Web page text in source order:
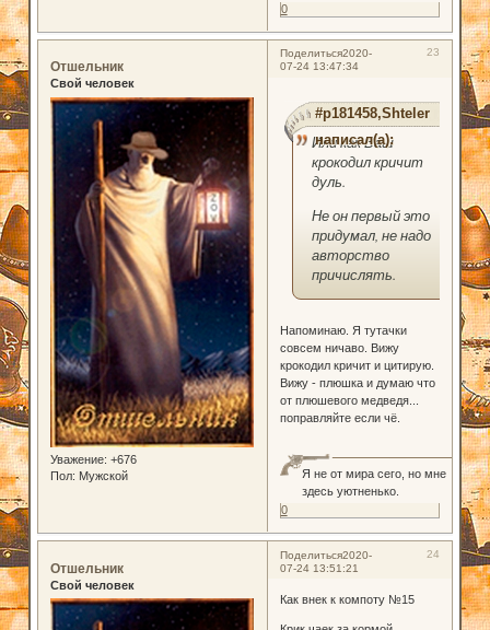
0
Поделиться 23
2020-
07-24 13:47:34
Отшельник
Свой человек
Уважение: +676
Пол: Мужской
#p181458,Shteler
написал(а):
Или как Ваш
крокодил кричит
дуль.
Не он первый это
придумал, не надо
авторство
причислять.
Напоминаю. Я тутачки
совсем ничаво. Вижу
крокодил кричит и цитирую.
Вижу - плюшка и думаю что
от плюшевого медведя...
поправляйте если чё.
Я не от мира сего, но мне
здесь уютненько.
0
Поделиться 24
2020-
07-24 13:51:21
Отшельник
Свой человек
Как внек к компоту №15